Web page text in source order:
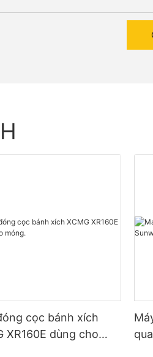
cọc bánh xích
XR160E dùng cho